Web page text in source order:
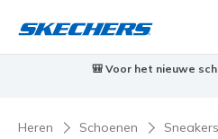
Skechers VIP: 45 dagen
Heren Schoenen Sneakers